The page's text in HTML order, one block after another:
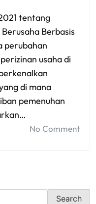
tentang
Berbasis
perubahan
usaha di
di mana
pemenuhan
No Comment
Search